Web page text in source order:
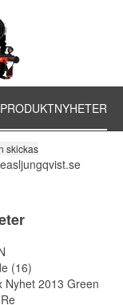
PRODUKTNYHETER
skickas
(16)
Nyhet 2013 Green